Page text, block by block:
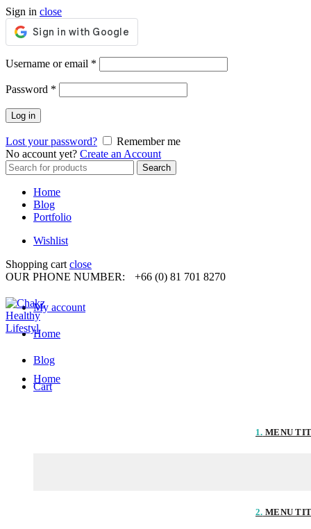
Sign in close
Username or email *
Password *
Log in
Lost your password?
Remember me
No account yet? Create an Account
Search
for:
Search
Home
Blog
Portfolio
Wishlist
Shopping cart close
OUR PHONE NUMBER:
+66 (0) 81 701 8270
My account
Home
Blog
Cart
Home
1. MENU
2. MENU